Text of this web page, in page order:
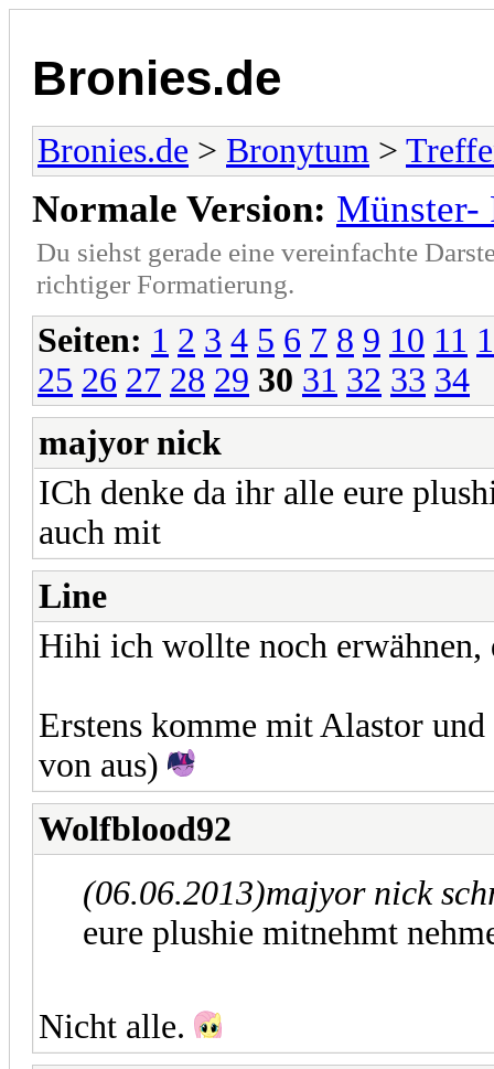
Bronies.de
Bronies.de > Bronytum >
Normale Version: Münster-
Du siehst gerade eine vereinfachte
richtiger Formatierung.
Seiten: 1 2 3 4 5 6 7 8 9 10 11
25 26 27 28 29 30 31 32 33 34
majyor nick
ICh denke da ihr alle eure
auch mit
Line
Hihi ich wollte noch erwähnen,
Erstens komme mit Alastor
von aus)
Wolfblood92
(06.06.2013)majyor nick
eure plushie mitnehmt
Nicht alle.